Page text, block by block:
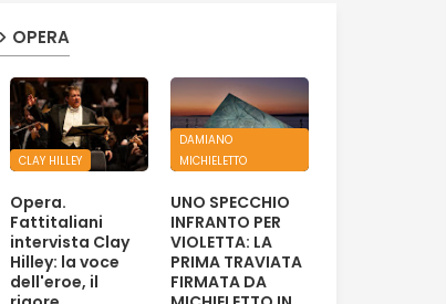
OPERA
CLAY HILLEY
Opera.
Fattitaliani
intervista Clay
Hilley: la voce
dell'eroe, il
DAMIANO
MICHIELETTO
UNO SPECCHIO
INFRANTO PER
VIOLETTA: LA
PRIMA TRAVIATA
FIRMATA DA